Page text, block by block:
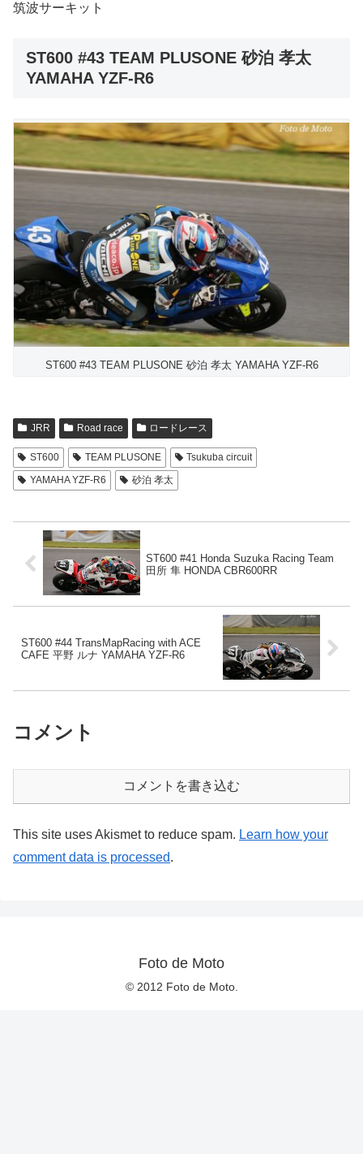
筑波サーキット
ST600 #43 TEAM PLUSONE 砂泊 孝太
YAMAHA YZF-R6
ST600 #43 TEAM PLUSONE 砂泊 孝太 YAMAHA YZF-R6
JRR Road race ロードレース
ST600 TEAM PLUSONE
Tsukuba circuit
YAMAHA YZF-R6
砂泊 孝太
ST600 #41 Honda Suzuka Racing Team
田所 隼 HONDA CBR600RR
ST600 #44 TransMapRacing with ACE
CAFE 平野 ルナ YAMAHA YZF-R6
コメント
コメントを書き込む
This site uses Akismet to reduce spam. Learn how your
comment data is processed.
Foto de Moto
© 2012 Foto de Moto.